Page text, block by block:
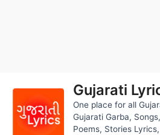
content
Gujarati
One place for all
Gujarati Garba,
Poems, Stories